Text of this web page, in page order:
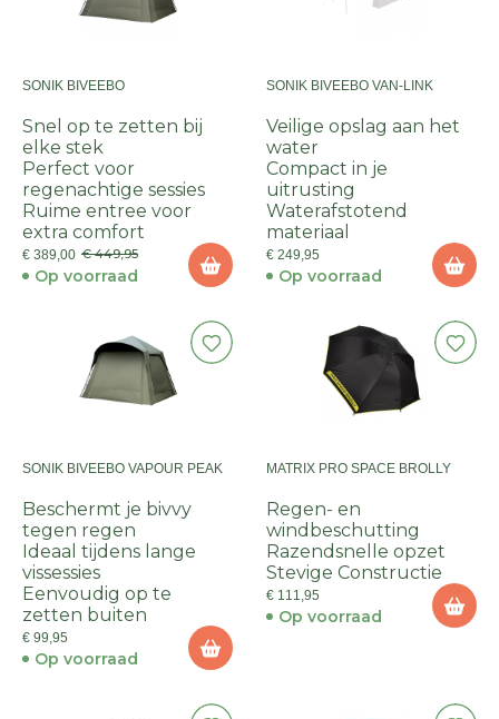
SONIK BIVEEBO
Snel op te zetten bij
elke stek
Perfect voor
regenachtige sessies
Ruime entree voor
extra comfort
€ 389,00 € 449,95
Op voorraad
SONIK BIVEEBO VAN-LINK
Veilige opslag aan het
water
Compact in je
uitrusting
Waterafstotend
materiaal
€ 249,95
Op voorraad
SONIK BIVEEBO VAPOUR PEAK
Beschermt je bivvy
tegen regen
Ideaal tijdens lange
vissessies
Eenvoudig op te
zetten buiten
€ 99,95
Op voorraad
MATRIX PRO SPACE BROLLY
Regen- en
windbeschutting
Razendsnelle opzet
Stevige Constructie
€ 111,95
Op voorraad